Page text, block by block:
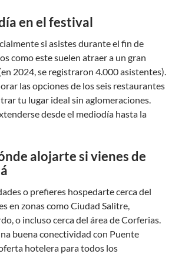
en el festival
si asistes durante el fin de
como este suelen atraer a un gran
2024, se registraron 4.000 asistentes).
las opciones de los seis restaurantes
tu lugar ideal sin aglomeraciones.
desde el mediodía hasta la
alojarte si vienes de
o prefieres hospedarte cerca del
en zonas como Ciudad Salitre,
o incluso cerca del área de Corferias.
buena conectividad con Puente
hotelera para todos los